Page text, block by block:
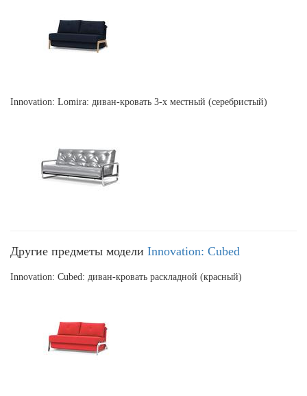
Innovation: Lomira: диван-кровать 3-х местный (серебристый)
Другие предметы модели Innovation: Cubed
Innovation: Cubed: диван-кровать раскладной (красный)